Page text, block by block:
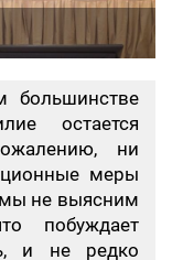
остается
ни
меры
мы не выясним
побуждает
и не редко